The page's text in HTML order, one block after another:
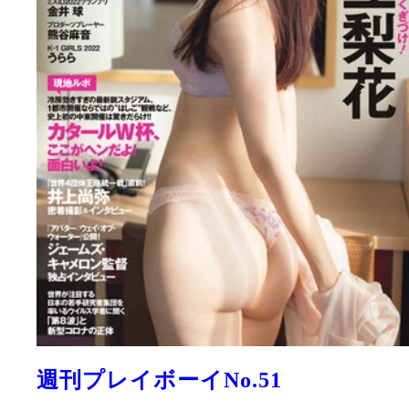
週刊プレイボーイNo.51